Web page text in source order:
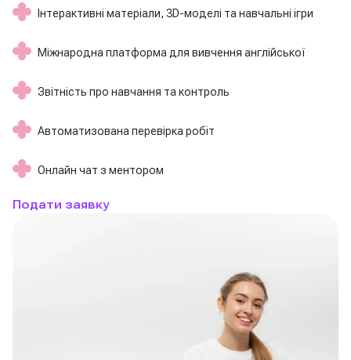
Інтерактивні матеріали, 3D-моделі та навчальні ігри
Міжнародна платформа для вивчення англійської
Звітність про навчання та контроль
Автоматизована перевірка робіт
Онлайн чат з ментором
Подати заявку